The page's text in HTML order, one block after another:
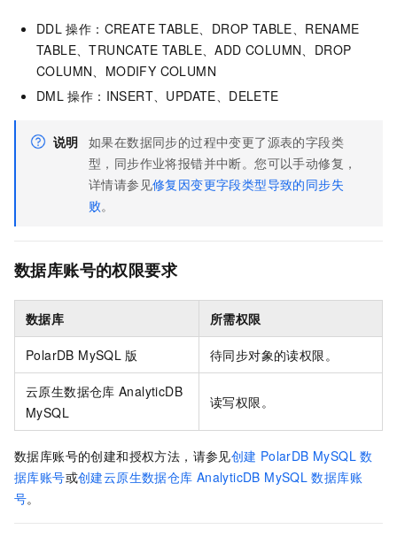
DDL 操作：CREATE TABLE、DROP TABLE、RENAME
TABLE、TRUNCATE TABLE、ADD COLUMN、DROP
COLUMN、MODIFY COLUMN
DML 操作：INSERT、UPDATE、DELETE
说明 如果在数据同步的过程中变更了源表的字段类
型，同步作业将报错并中断。您可以手动修复，
详情请参见修复因变更字段类型导致的同步失
败。
数据库账号的权限要求
数据库 所需权限
PolarDB MySQL 版 待同步对象的读权限。
云原生数据仓库 AnalyticDB
MySQL
读写权限。
数据库账号的创建和授权方法，请参见创建 PolarDB MySQL 数
据库账号或创建云原生数据仓库 AnalyticDB MySQL 数据库账
号。